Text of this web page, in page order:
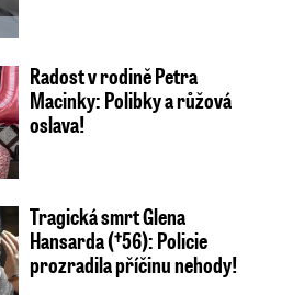
Radost v rodině Petra
Macinky: Polibky a růžová
oslava!
Tragická smrt Glena
Hansarda (†56): Policie
prozradila příčinu nehody!